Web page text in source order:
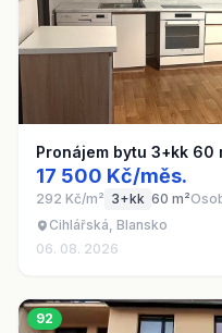
Pronájem bytu 3+kk 60
17 500 Kč/měs.
292 Kč/m² 3+kk 60 m²
Cihlářská, Blansko
06. 08. 2026
92